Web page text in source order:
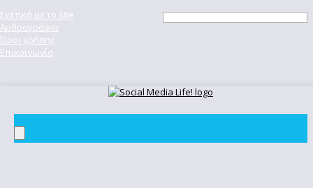
Σχετικά με το site
Αρθρογράφοι
Όροι χρήσης
Επικοινωνία